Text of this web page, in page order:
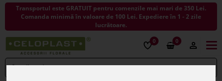
Transportul este GRATUIT pentru comenzile mai mari de 350 Lei.
Comanda minimă în valoare de 100 Lei. Expediere în 1 - 2 zile
lucrătoare.
0 0